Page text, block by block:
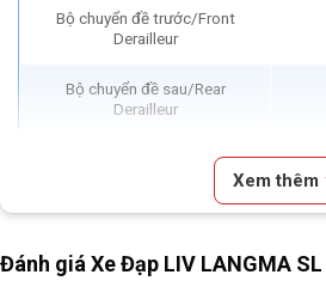
Bộ chuyển đề trước/Front
Derailleur
Bộ chuyển đề sau/Rear
Derailleur
TAY THẮNG
BỘ LÍP
Xem thêm
Đánh giá Xe Đạp LIV LANGMA